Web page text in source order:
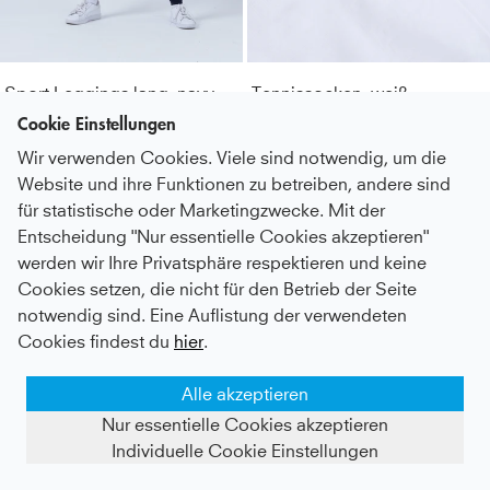
Resistent
Unempfindlich gegenüber Chlor,
Sonnencremes und Ölen
mit ähnlichen Farben waschen. Kein Weichspüler
verwenden. Nicht bügeln.
Style: 126643-194
Farbe: off white
Optik: Unifarben
Geschlecht: Damen & Mädchen
Kids 31 € | Adults 51 €
Tennissocken, weiß
NEW NEW
Cookie Einstellungen
Wir verwenden Cookies. Viele sind notwendig, um die
Website und ihre Funktionen zu betreiben, andere sind
für statistische oder Marketingzwecke. Mit der
Entscheidung "Nur essentielle Cookies akzeptieren"
werden wir Ihre Privatsphäre respektieren und keine
Cookies setzen, die nicht für den Betrieb der Seite
notwendig sind. Eine Auflistung der verwendeten
Cookies findest du hier.
Alle akzeptieren
Nur essentielle Cookies akzeptieren
Individuelle Cookie Einstellungen